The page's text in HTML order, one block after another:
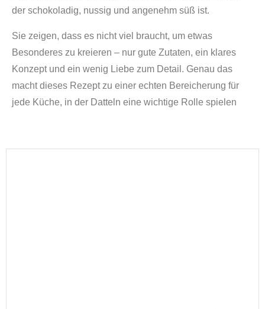
der schokoladig, nussig und angenehm süß ist.
Sie zeigen, dass es nicht viel braucht, um etwas
Besonderes zu kreieren – nur gute Zutaten, ein klares
Konzept und ein wenig Liebe zum Detail. Genau das
macht dieses Rezept zu einer echten Bereicherung für
jede Küche, in der Datteln eine wichtige Rolle spielen